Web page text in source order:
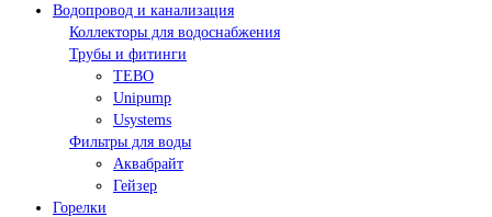
Водопровод и канализация
Коллекторы для водоснабжения
Трубы и фитинги
TEBO
Unipump
Usystems
Фильтры для воды
Аквабрайт
Гейзер
Горелки